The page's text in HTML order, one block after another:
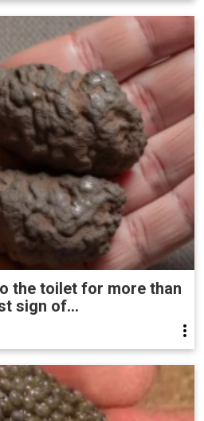
the toilet for more than
sign of...